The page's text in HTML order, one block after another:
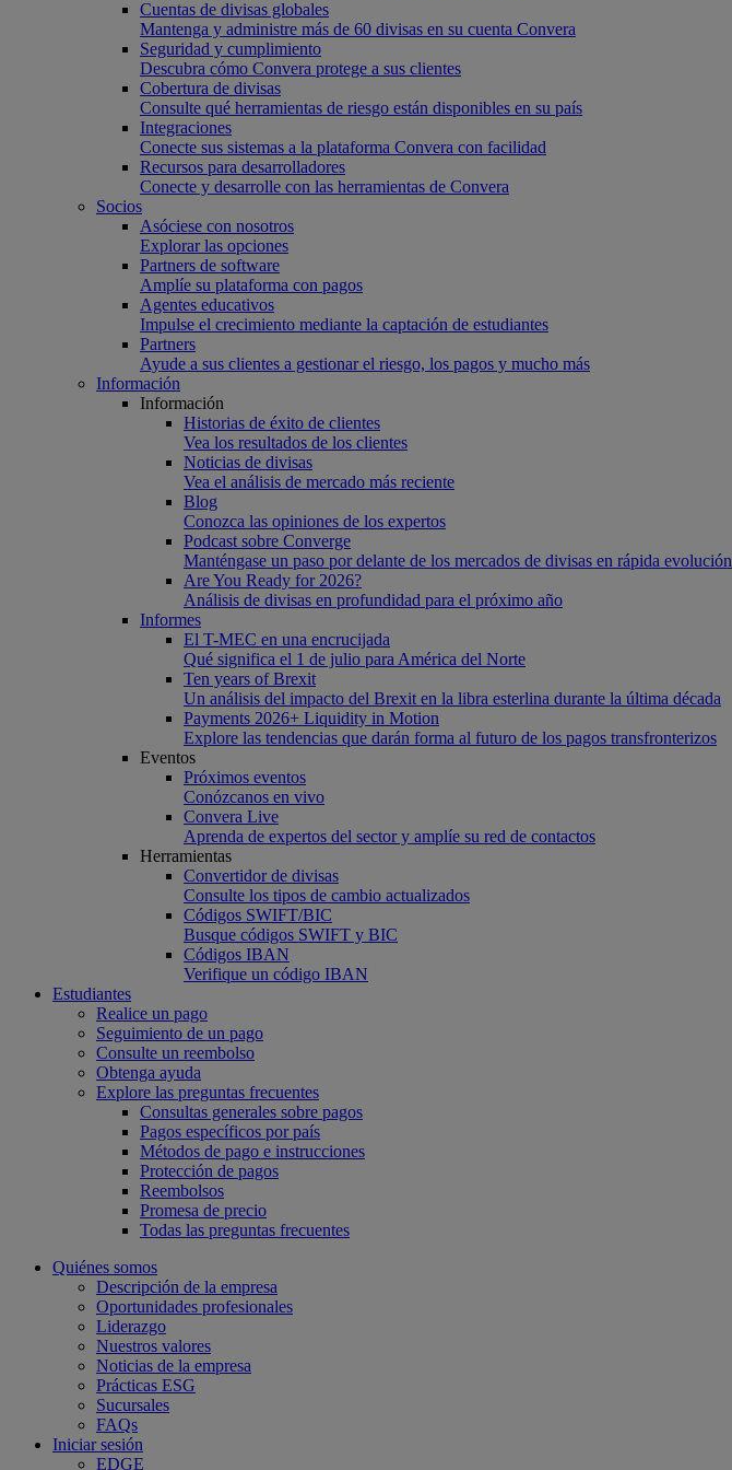
Cuentas de divisas globales
Mantenga y administre más de 60 divisas en su cuenta Convera
Seguridad y cumplimiento
Descubra cómo Convera protege a sus clientes
Cobertura de divisas
Consulte qué herramientas de riesgo están disponibles en su país
Integraciones
Conecte sus sistemas a la plataforma Convera con facilidad
Recursos para desarrolladores
Conecte y desarrolle con las herramientas de Convera
Socios
Asóciese con nosotros
Explorar las opciones
Partners de software
Amplíe su plataforma con pagos
Agentes educativos
Impulse el crecimiento mediante la captación de estudiantes
Partners
Ayude a sus clientes a gestionar el riesgo, los pagos y mucho más
Información
Información
Historias de éxito de clientes
Vea los resultados de los clientes
Noticias de divisas
Vea el análisis de mercado más reciente
Blog
Conozca las opiniones de los expertos
Podcast sobre Converge
Manténgase un paso por delante de los mercados de divisas en rápida evolución
Are You Ready for 2026?
Análisis de divisas en profundidad para el próximo año
Informes
El T-MEC en una encrucijada
Qué significa el 1 de julio para América del Norte
Ten years of Brexit
Un análisis del impacto del Brexit en la libra esterlina durante la última década
Payments 2026+ Liquidity in Motion
Explore las tendencias que darán forma al futuro de los pagos transfronterizos
Eventos
Próximos eventos
Conózcanos en vivo
Convera Live
Aprenda de expertos del sector y amplíe su red de contactos
Herramientas
Convertidor de divisas
Consulte los tipos de cambio actualizados
Códigos SWIFT/BIC
Busque códigos SWIFT y BIC
Códigos IBAN
Verifique un código IBAN
Estudiantes
Realice un pago
Seguimiento de un pago
Consulte un reembolso
Obtenga ayuda
Explore las preguntas frecuentes
Consultas generales sobre pagos
Pagos específicos por país
Métodos de pago e instrucciones
Protección de pagos
Reembolsos
Promesa de precio
Todas las preguntas frecuentes
Quiénes somos
Descripción de la empresa
Oportunidades profesionales
Liderazgo
Nuestros valores
Noticias de la empresa
Prácticas ESG
Sucursales
FAQs
Iniciar sesión
EDGE